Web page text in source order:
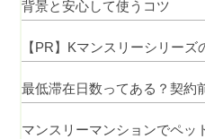
背景と安心して使うコツ
【PR】Kマンスリーシリーズ
最低滞在日数ってある？契約
マンスリーマンションでペッ